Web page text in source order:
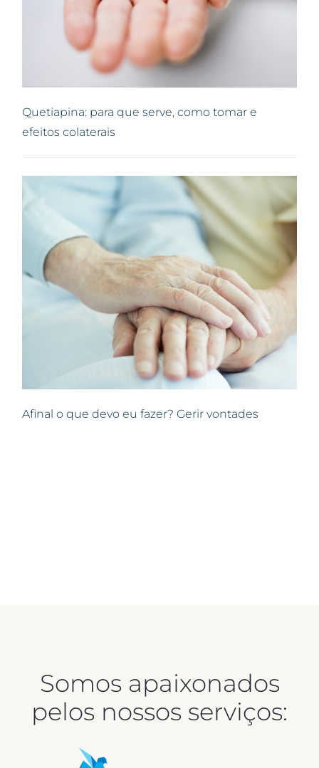
Quetiapina: para que serve, como tomar e
efeitos colaterais
Afinal o que devo eu fazer? Gerir vontades
Somos apaixonados
pelos nossos serviços: